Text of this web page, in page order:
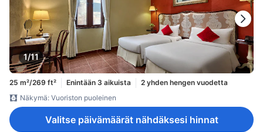
1/11
25 m²/269 ft² Enintään 3 aikuista
2 yhden hengen vuodetta
Näkymä: Vuoriston puoleinen
Valitse päivämäärät nähdäksesi hinnat